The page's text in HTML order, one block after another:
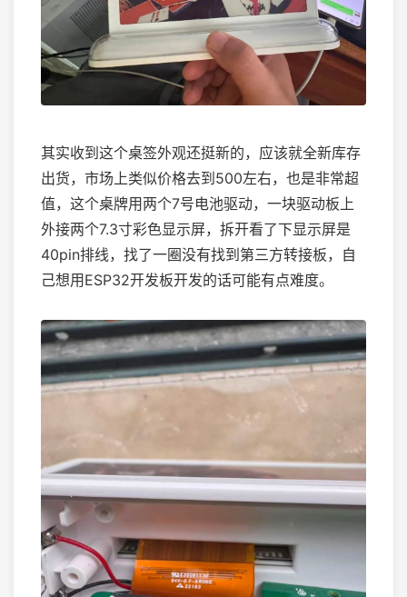
其实收到这个桌签外观还挺新的，应该就全新库存
出货，市场上类似价格去到500左右，也是非常超
值，这个桌牌用两个7号电池驱动，一块驱动板上
外接两个7.3寸彩色显示屏，拆开看了下显示屏是
40pin排线，找了一圈没有找到第三方转接板，自
己想用ESP32开发板开发的话可能有点难度。